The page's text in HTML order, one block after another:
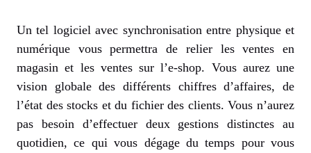
Un tel logiciel avec synchronisation entre physique et
numérique vous permettra de relier les ventes en
magasin et les ventes sur l’e-shop. Vous aurez une
vision globale des différents chiffres d’affaires, de
l’état des stocks et du fichier des clients. Vous n’aurez
pas besoin d’effectuer deux gestions distinctes au
quotidien, ce qui vous dégage du temps pour vous